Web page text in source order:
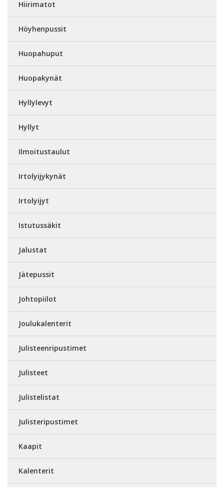
Hiirimatot
Höyhenpussit
Huopahuput
Huopakynät
Hyllylevyt
Hyllyt
Ilmoitustaulut
Irtolyijykynät
Irtolyijyt
Istutussäkit
Jalustat
Jätepussit
Johtopiilot
Joulukalenterit
Julisteenripustimet
Julisteet
Julistelistat
Julisteripustimet
Kaapit
Kalenterit